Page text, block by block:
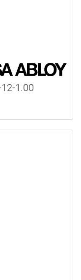
1.00